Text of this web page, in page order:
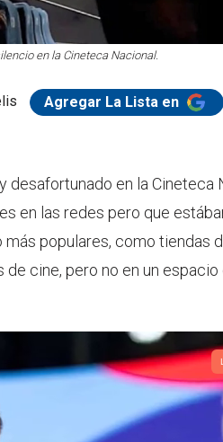
en la Cineteca Nacional.
Agregar La Lista en
desafortunado en la Cineteca
en las redes pero que
populares, como tiendas
cine, pero no en un espacio